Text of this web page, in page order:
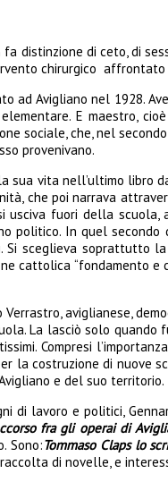
distinzione di ceto, di
chirurgico affrontato
ad Avigliano nel 1928.
E maestro,
sociale, che, nel
provenivano.
sua vita nell’ultimo libro
che poi narrava
usciva fuori della
politico. In quel
Si sceglieva soprattutto
cattolica “fondamento e
Verrastro, aviglianese,
La lasciò solo quando
Compresi
la costruzione di nuove
e del suo territorio.
di lavoro e politici,
fra gli operai di
Sono:Tommaso Claps lo
raccolta di novelle, e